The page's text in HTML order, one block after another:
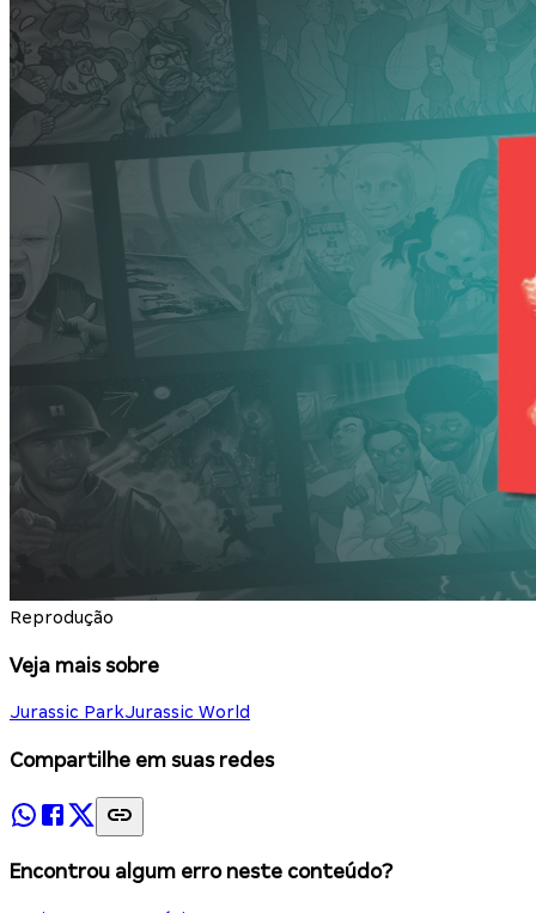
Reprodução
Veja mais sobre
Jurassic ParkJurassic World
Compartilhe em suas redes
Encontrou algum erro neste conteúdo?